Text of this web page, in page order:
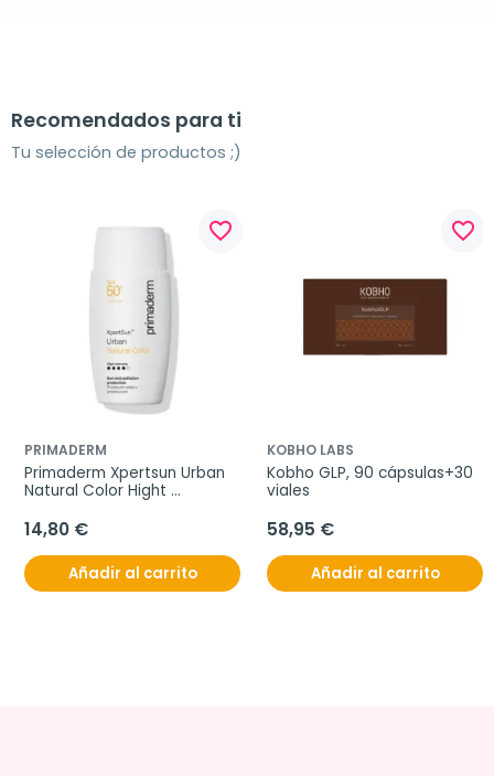
Recomendados para ti
Tu selección de productos ;)
favorite_border
PRIMADERM
Primaderm Xpertsun Urban
Natural Color Hight
14,80 €
Añadir al carrito
favorite_border
KOBHO LABS
Kobho GLP, 90 cápsulas+30
viales
58,95 €
Añadir al carrito